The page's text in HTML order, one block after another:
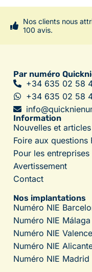
Nos clients nous
100 avis.
Par numéro
+34 635 02 58
+34 635 02 58
Information
Nouvelles et articles
Foire aux questions
Pour les entreprises
Avertissement
Contact
Nos implantations
Numéro NIE
Numéro NIE Málaga
Numéro NIE Valence
Numéro NIE
Numéro NIE Madrid